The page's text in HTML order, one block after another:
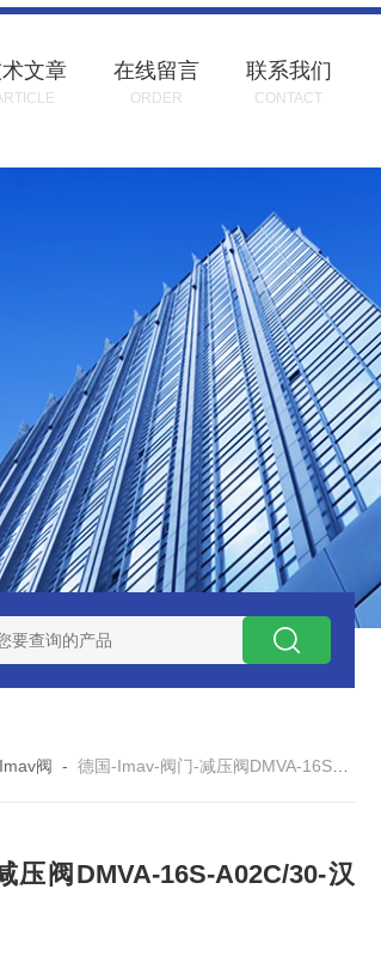
文章 在线留言
ORDER
联系我们
CONTACT
瑞典AQ液位开关RS34 意大利
Imav阀 -德国-Imav-阀门-减压阀DMVA-16S-A02C/30-汉达森直供
压阀DMVA-16S-A02C/30-汉